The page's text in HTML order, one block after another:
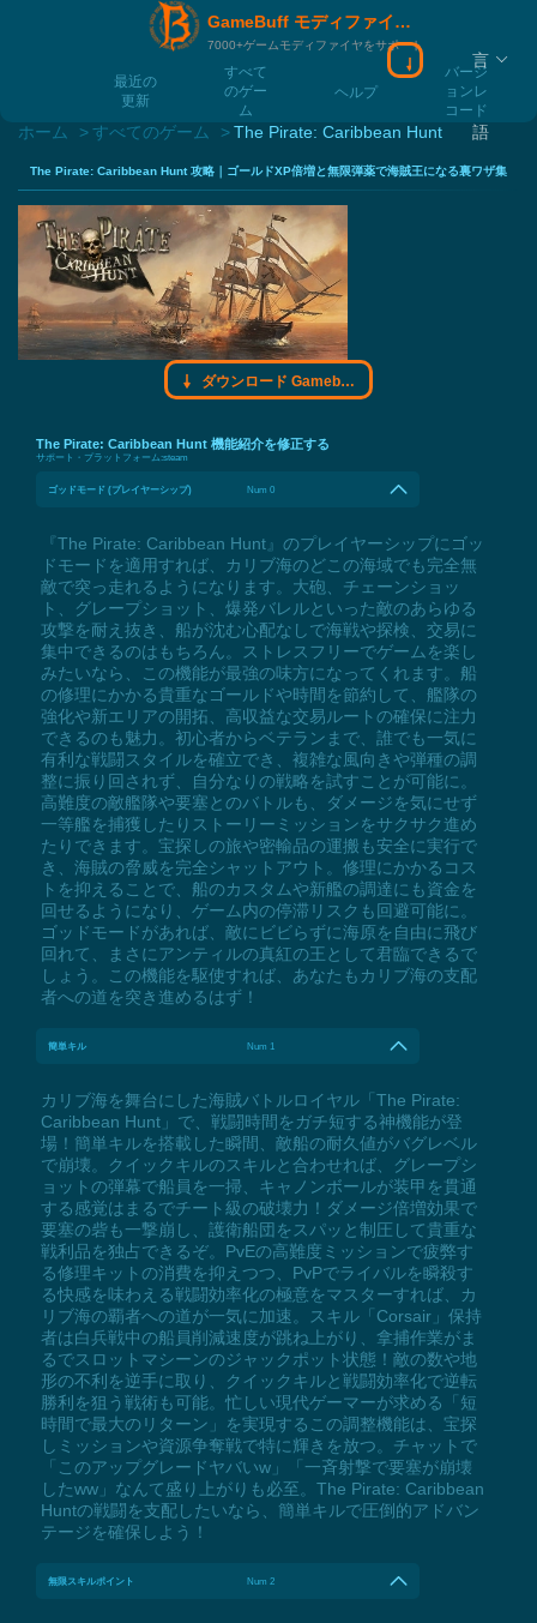
GameBuff モディファイヤモディファイヤ
7000+ゲームモディファイヤをサポート
最近の
更新
すべて
のゲー
ム
ヘルプ
バージ
ョンレ
コード
ダウンロード
言
語
ホーム すべてのゲーム The Pirate: Caribbean Hunt
The Pirate: Caribbean Hunt 攻略｜ゴールドXP倍増と無限弾薬で海賊王になる裏ワザ集
ダウンロード Gamebuff モディファイヤモディファイヤ
The Pirate: Caribbean Hunt 機能紹介を修正する
サポート・プラットフォーム:steam
ゴッドモード (プレイヤーシップ) Num 0
『The Pirate: Caribbean Hunt』のプレイヤーシップにゴッ
ドモードを適用すれば、カリブ海のどこの海域でも完全無
敵で突っ走れるようになります。大砲、チェーンショッ
ト、グレープショット、爆発バレルといった敵のあらゆる
攻撃を耐え抜き、船が沈む心配なしで海戦や探検、交易に
集中できるのはもちろん。ストレスフリーでゲームを楽し
みたいなら、この機能が最強の味方になってくれます。船
の修理にかかる貴重なゴールドや時間を節約して、艦隊の
強化や新エリアの開拓、高収益な交易ルートの確保に注力
できるのも魅力。初心者からベテランまで、誰でも一気に
有利な戦闘スタイルを確立でき、複雑な風向きや弾種の調
整に振り回されず、自分なりの戦略を試すことが可能に。
高難度の敵艦隊や要塞とのバトルも、ダメージを気にせず
一等艦を捕獲したりストーリーミッションをサクサク進め
たりできます。宝探しの旅や密輸品の運搬も安全に実行で
き、海賊の脅威を完全シャットアウト。修理にかかるコス
トを抑えることで、船のカスタムや新艦の調達にも資金を
回せるようになり、ゲーム内の停滞リスクも回避可能に。
ゴッドモードがあれば、敵にビビらずに海原を自由に飛び
回れて、まさにアンティルの真紅の王として君臨できるで
しょう。この機能を駆使すれば、あなたもカリブ海の支配
者への道を突き進めるはず！
簡単キル Num 1
カリブ海を舞台にした海賊バトルロイヤル「The Pirate:
Caribbean Hunt」で、戦闘時間をガチ短する神機能が登
場！簡単キルを搭載した瞬間、敵船の耐久値がバグレベル
で崩壊。クイックキルのスキルと合わせれば、グレープシ
ョットの弾幕で船員を一掃、キャノンボールが装甲を貫通
する感覚はまるでチート級の破壊力！ダメージ倍増効果で
要塞の砦も一撃崩し、護衛船団をスパッと制圧して貴重な
戦利品を独占できるぞ。PvEの高難度ミッションで疲弊す
る修理キットの消費を抑えつつ、PvPでライバルを瞬殺す
る快感を味わえる戦闘効率化の極意をマスターすれば、カ
リブ海の覇者への道が一気に加速。スキル「Corsair」保持
者は白兵戦中の船員削減速度が跳ね上がり、拿捕作業がま
るでスロットマシーンのジャックポット状態！敵の数や地
形の不利を逆手に取り、クイックキルと戦闘効率化で逆転
勝利を狙う戦術も可能。忙しい現代ゲーマーが求める「短
時間で最大のリターン」を実現するこの調整機能は、宝探
しミッションや資源争奪戦で特に輝きを放つ。チャットで
「このアップグレードヤバいw」「一斉射撃で要塞が崩壊
したww」なんて盛り上がりも必至。The Pirate: Caribbean
Huntの戦闘を支配したいなら、簡単キルで圧倒的アドバン
テージを確保しよう！
無限スキルポイント Num 2